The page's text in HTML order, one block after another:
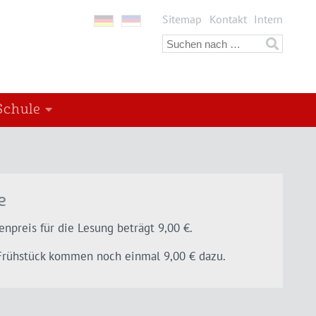
Sitemap Kontakt Intern
für die Lesung beträgt 9,00 €.
kommen noch einmal 9,00 € dazu.